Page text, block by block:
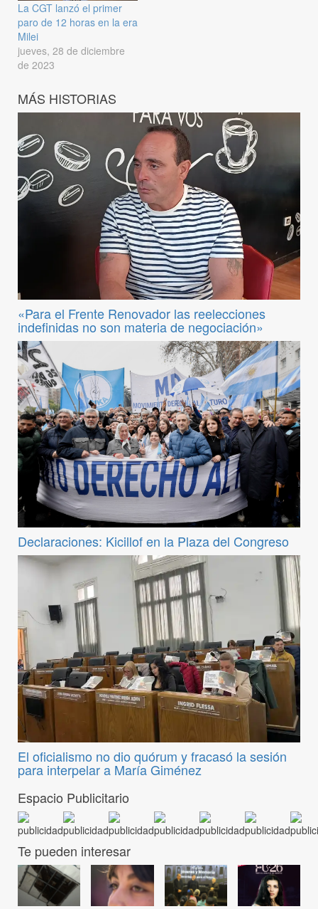
La CGT lanzó el primer
paro de 12 horas en la era
Milei
jueves, 28 de diciembre
de 2023
MÁS HISTORIAS
«Para el Frente Renovador las reelecciones
indefinidas no son materia de negociación»
Declaraciones: Kicillof en la Plaza del Congreso
El oficialismo no dio quórum y fracasó la sesión
para interpelar a María Giménez
Espacio Publicitario
Te pueden interesar